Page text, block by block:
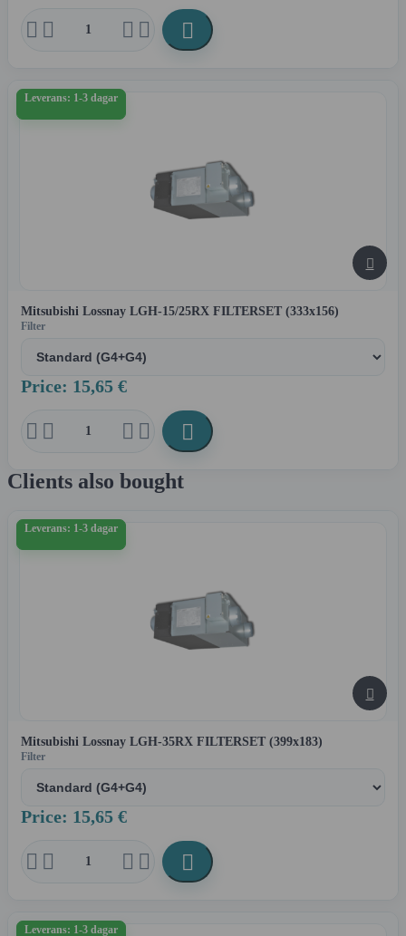
    
Leverans: 1-3 dagar

Mitsubishi Lossnay LGH-15/25RX FILTERSET (333x156)
Filter
Price: 15,65 €
    
Clients also bought
Leverans: 1-3 dagar

Mitsubishi Lossnay LGH-35RX FILTERSET (399x183)
Filter
Price: 15,65 €
    
Leverans: 1-3 dagar